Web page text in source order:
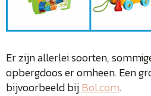
Er zijn allerlei soorten,
opbergdoos er omheen. Een
bijvoorbeeld bijBol.com.